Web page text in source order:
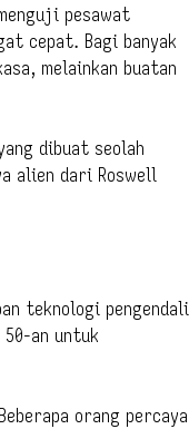
pesawat
cepat. Bagi banyak
melainkan buatan
dibuat seolah
alien dari Roswell
teknologi pengendali
an untuk
orang percaya